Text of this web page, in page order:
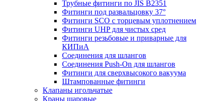
Трубные фитинги по JIS B2351
Фитинги под развальцовку 37°
Фитинги SCO с торцевым уплотнением
Фитинги UHP для чистых сред
Фитинги резьбовые и приварные для
КИПиА
Соединения для шлангов
Соединения Push-On для шлангов
Фитинги для сверхвысокого вакуума
Штампованные фитинги
Клапаны игольчатые
Краны шаровые